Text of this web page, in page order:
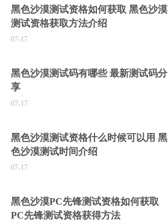
黑色沙漠测试资格如何获取 黑色沙漠
测试资格获取方法介绍
07-17
黑色沙漠测试码有哪些 最新测试码分
享
07-17
黑色沙漠测试资格什么时候可以用 黑
色沙漠测试时间介绍
07-17
黑色沙漠PC先锋测试资格如何获取
PC先锋测试资格获得方法